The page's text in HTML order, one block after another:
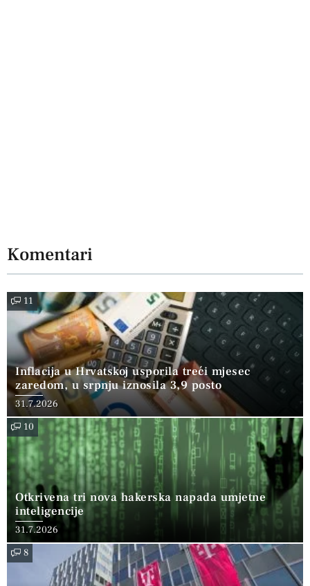
Komentari
11
Inflacija u Hrvatskoj usporila treći mjesec
zaredom, u srpnju iznosila 3,9 posto
31.7.2026
10
Otkrivena tri nova hakerska napada umjetne
inteligencije
31.7.2026
8